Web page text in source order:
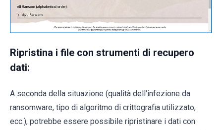
Ripristina i file con strumenti di recupero
dati:
A seconda della situazione (qualità dell'infezione da
ransomware, tipo di algoritmo di crittografia utilizzato,
ecc.), potrebbe essere possibile ripristinare i dati con